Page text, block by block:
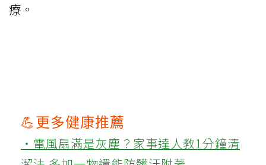
療。
💪更多健康推薦
‧電風扇滿是灰塵？家事達人教1分鐘清